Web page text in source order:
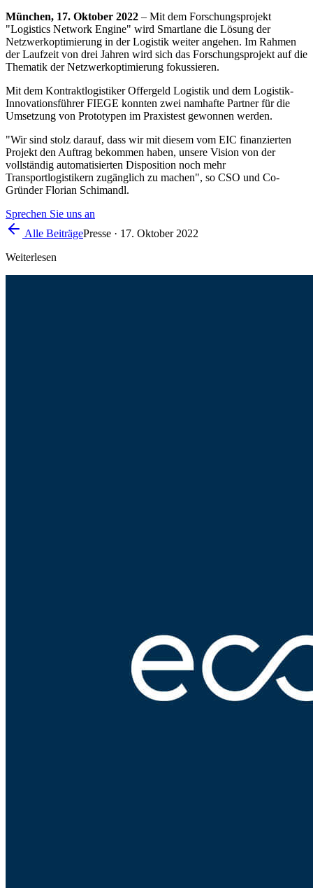
München, 17. Oktober 2022 – Mit dem Forschungsprojekt
"Logistics Network Engine" wird Smartlane die Lösung der
Netzwerkoptimierung in der Logistik weiter angehen. Im Rahmen
der Laufzeit von drei Jahren wird sich das Forschungsprojekt auf die
Thematik der Netzwerkoptimierung fokussieren.
Mit dem Kontraktlogistiker Offergeld Logistik und dem Logistik-
Innovationsführer FIEGE konnten zwei namhafte Partner für die
Umsetzung von Prototypen im Praxistest gewonnen werden.
"Wir sind stolz darauf, dass wir mit diesem vom EIC finanzierten
Projekt den Auftrag bekommen haben, unsere Vision von der
vollständig automatisierten Disposition noch mehr
Transportlogistikern zugänglich zu machen", so CSO und Co-
Gründer Florian Schimandl.
Sprechen Sie uns an
Alle BeiträgePresse · 17. Oktober 2022
Weiterlesen